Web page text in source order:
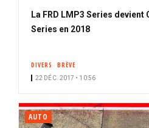
La FRD LMP3 Series devient
Series en 2018
DIVERS BRÈVE
22 DÉC. 2017 • 10:56
AUTO